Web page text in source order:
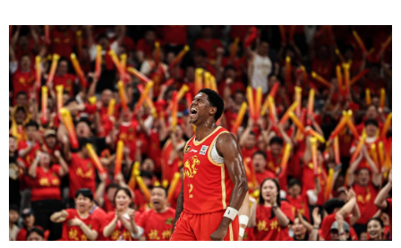
文化产业
地方频道
北京 天津 河北 山西
辽宁 吉林 上海 江苏
浙江 安徽 福建 江西